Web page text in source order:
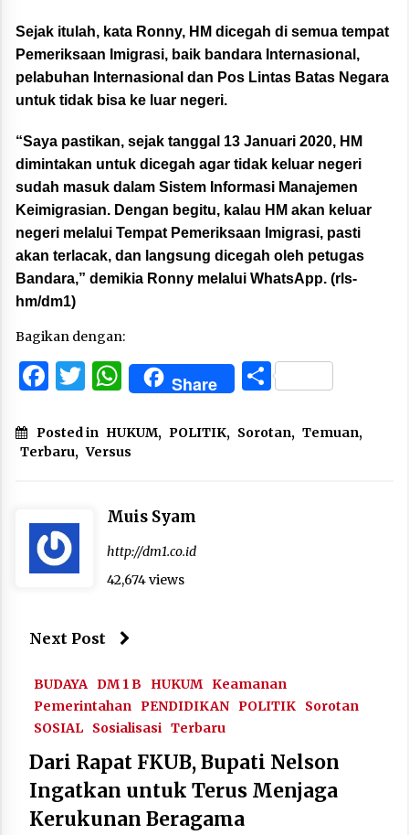
Sejak itulah, kata Ronny, HM dicegah di semua tempat
Pemeriksaan Imigrasi, baik bandara Internasional,
pelabuhan Internasional dan Pos Lintas Batas Negara
untuk tidak bisa ke luar negeri.
“Saya pastikan, sejak tanggal 13 Januari 2020, HM
dimintakan untuk dicegah agar tidak keluar negeri
sudah masuk dalam Sistem Informasi Manajemen
Keimigrasian. Dengan begitu, kalau HM akan keluar
negeri melalui Tempat Pemeriksaan Imigrasi, pasti
akan terlacak, dan langsung dicegah oleh petugas
Bandara,” demikia Ronny melalui WhatsApp. (rls-
hm/dm1)
Bagikan dengan:
Facebook
Twitter
WhatsApp
Share Share
Posted in HUKUM, POLITIK, Sorotan, Temuan,
Terbaru, Versus
Muis Syam
http://dm1.co.id
42,674 views
Next Post
BUDAYA DM 1 B HUKUM Keamanan
Pemerintahan PENDIDIKAN POLITIK
Sorotan
SOSIAL
Sosialisasi Terbaru
Dari Rapat FKUB, Bupati Nelson
Ingatkan untuk Terus Menjaga
Kerukunan Beragama